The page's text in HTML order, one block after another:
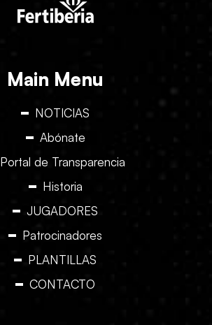
Main Menu
NOTICIAS
Abónate
Portal de Transparencia
Historia
JUGADORES
Patrocinadores
PLANTILLAS
CONTACTO